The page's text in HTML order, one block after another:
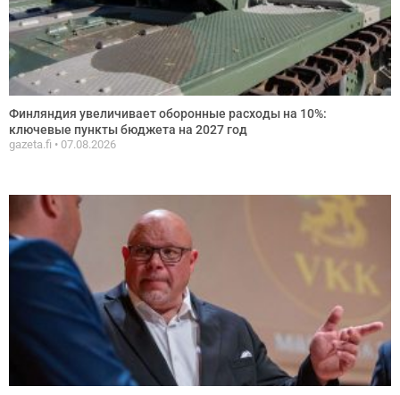
Финляндия увеличивает оборонные расходы на 10%:
ключевые пункты бюджета на 2027 год
gazeta.fi 07.08.2026